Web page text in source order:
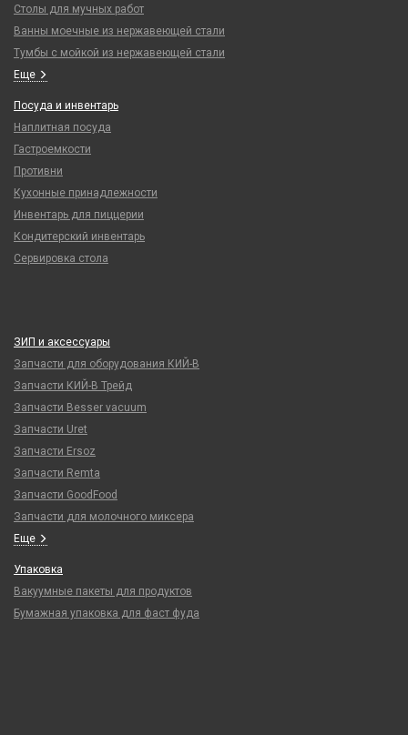
Столы для мучных работ
Ванны моечные из нержавеющей стали
Тумбы с мойкой из нержавеющей стали
Еще
Посуда и инвентарь
Наплитная посуда
Гастроемкости
Противни
Кухонные принадлежности
Инвентарь для пиццерии
Кондитерский инвентарь
Сервировка стола
ЗИП и аксессуары
Запчасти для оборудования КИЙ-В
Запчасти КИЙ-В Трейд
Запчасти Besser vacuum
Запчасти Uret
Запчасти Ersoz
Запчасти Remta
Запчасти GoodFood
Запчасти для молочного миксера
Еще
Упаковка
Вакуумные пакеты для продуктов
Бумажная упаковка для фаст фуда